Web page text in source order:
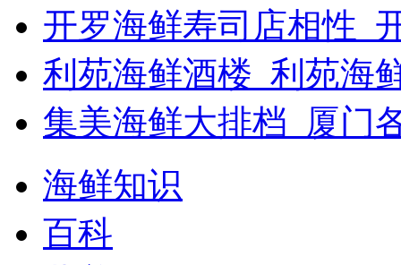
开罗海鲜寿司店相性_
利苑海鲜酒楼_利苑海
集美海鲜大排档_厦门
海鲜知识
百科